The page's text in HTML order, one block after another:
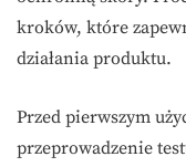
kroków, które
działania produktu.
Przed pierwszym
przeprowadzenie